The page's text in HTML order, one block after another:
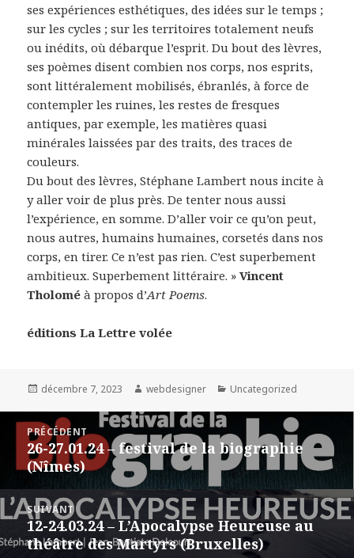
ses expériences esthétiques, des idées sur le temps ;
sur les cycles ; sur les territoires totalement neufs
ou inédits, où débarque l’esprit. Du bout des lèvres,
ses poèmes disent combien nos corps, nos esprits,
sont littéralement mobilisés, ébranlés, à force de
contempler les ruines, les restes de fresques
antiques, par exemple, les matières quasi
minérales laissées par des traits, des traces de
couleurs.
Du bout des lèvres, Stéphane Lambert nous incite à
y aller voir de plus près. De tenter nous aussi
l’expérience, en somme. D’aller voir ce qu’on peut,
nous autres, humains humaines, corsetés dans nos
corps, en tirer. Ce n’est pas rien. C’est superbement
ambitieux. Superbement littéraire. »Vincent
Tholomé à propos d’Art Poems.
éditions La Lettre volée
Publié
décembre 7, 2023 Auteur
webdesigner Catégories
Uncategorized
Navigation
l’article
PRÉCÉDENT
Article
précédent :
26-27.01.24 – festival de la biographie
(Nîmes)
SUIVANT
Article
suivant :
12-24.03.24 – L’Apocalypse Heureuse au
théâtre des Martyrs (Bruxelles)